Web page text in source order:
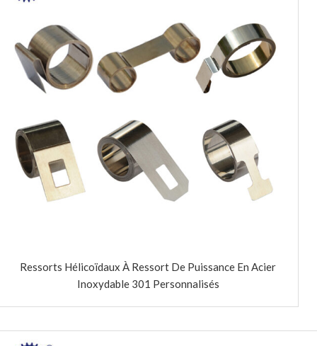
Ressorts Hélicoïdaux À Ressort De Puissance En Acier
Inoxydable 301 Personnalisés